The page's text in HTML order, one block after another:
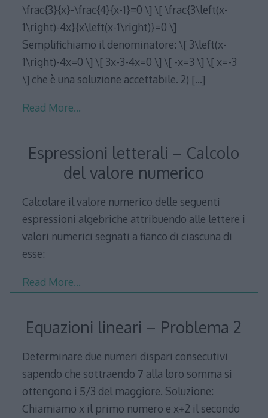
\frac{3}{x}-\frac{4}{x-1}=0 \] \[ \frac{3\left(x-
1\right)-4x}{x\left(x-1\right)}=0 \]
Semplifichiamo il denominatore: \[ 3\left(x-
1\right)-4x=0 \] \[ 3x-3-4x=0 \] \[ -x=3 \] \[ x=-3
\] che è una soluzione accettabile. 2) […]
Read More…
Espressioni letterali – Calcolo
del valore numerico
Calcolare il valore numerico delle seguenti
espressioni algebriche attribuendo alle lettere i
valori numerici segnati a fianco di ciascuna di
esse:
Read More…
Equazioni lineari – Problema 2
Determinare due numeri dispari consecutivi
sapendo che sottraendo 7 alla loro somma si
ottengono i 5/3 del maggiore. Soluzione:
Chiamiamo x il primo numero e x+2 il secondo